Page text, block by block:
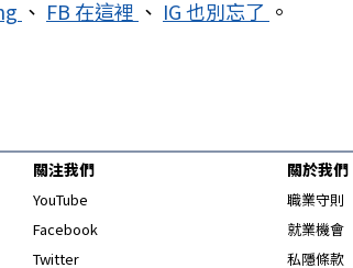
、 FB 在這裡 、 IG也別忘了 。
關注我們
YouTube
Facebook
Twitter
關於我們
職業守則
就業機會
私隱條款